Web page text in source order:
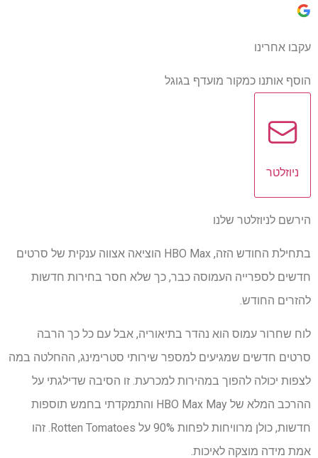
עקבו אחרינו
הוסף אותנו כמקור מועדף בגוגל
ניוזלטר
הירשם לניוזלטר שלנו
בתחילת החודש הזה, HBO Max הוציאה אצווה ענקית של סרטים
חדשים לספרייה העמוסה כבר, כך שלא חסר בחירות חדשות
להזרים החודש.
לוח שחרור עמוס הוא נהדר בתיאוריה, אבל עם כל כך הרבה
סרטים חדשים שמגיעים למספר שירותי סטרימינג, ההחלטה במה
לצפות יכולה להפוך במהירות למכרעת. זו הסיבה שדילגתי על
ההרכב המלא של HBO Max May והתמקדתי בחמש תוספות
חדשות, כולן מרוויחות לפחות 90% על Rotten Tomatoes. זהו
אמת מידה מוצקה לאיכות.